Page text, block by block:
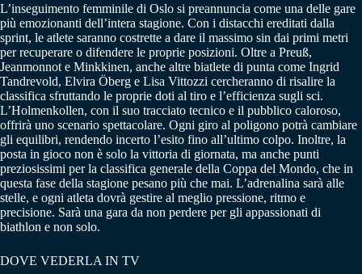
L’inseguimento femminile di Oslo si preannuncia come una delle gare
più emozionanti dell’intera stagione. Con i distacchi ereditati dalla
sprint, le atlete saranno costrette a dare il massimo sin dai primi metri
per recuperare o difendere le proprie posizioni. Oltre a Preuß,
Jeanmonnot e Minkkinen, anche altre biatlete di punta come Ingrid
Tandrevold, Elvira Öberg e Lisa Vittozzi cercheranno di risalire la
classifica sfruttando le proprie doti al tiro e l’efficienza sugli sci.
L’Holmenkollen, con il suo tracciato tecnico e il pubblico caloroso,
offrirà uno scenario spettacolare. Ogni giro al poligono potrà cambiare
gli equilibri, rendendo incerto l’esito fino all’ultimo colpo. Inoltre, la
posta in gioco non è solo la vittoria di giornata, ma anche punti
preziosissimi per la classifica generale della Coppa del Mondo, che in
questa fase della stagione pesano più che mai. L’adrenalina sarà alle
stelle, e ogni atleta dovrà gestire al meglio pressione, ritmo e
precisione. Sarà una gara da non perdere per gli appassionati di
biathlon e non solo.
DOVE VEDERLA IN TV